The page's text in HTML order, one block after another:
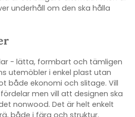
underhåll om den ska hålla
- lätta, formbart och tämligen
utemöbler i enkel plast utan
både ekonomi och slitage. Vill
men vill att designen ska
nonwood. Det är helt enkelt
både i färg och struktur.